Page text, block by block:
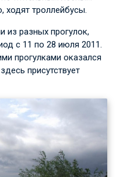
ходят троллейбусы.
из разных прогулок,
с 11 по 28 июля 2011.
прогулками оказался
присутствует